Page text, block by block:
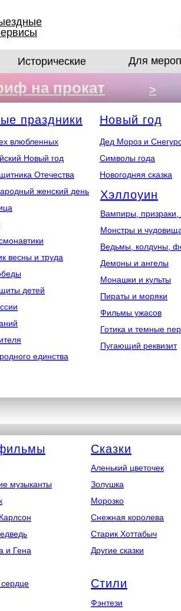
Для
Исторические
на прокат
>
Хэллоуин
праздники
Вампиры, призраки,
Монстры и
Ведьмы, колдуны,
Демоны и ангелы
Монашки и культы
Пираты и моряки
Фильмы ужасов
Готика и темные
Пугающий реквизит
влюбленных
Новый год
Отечества
женский день
весны и труда
детей
единства
Новый год
Дед Мороз и
Символы года
Новогодняя сказка
музыканты
и Гена
Сказки
Аленький цветочек
Золушка
Морозко
Снежная королева
Старик Хоттабыч
Другие сказки
Стили
Фэнтези